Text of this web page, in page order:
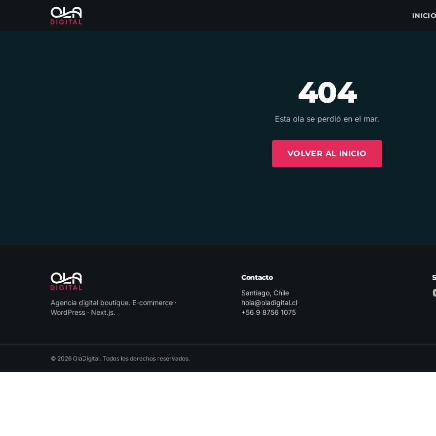
404
Esta ola se perdió en el mar.
VOLVER AL INICIO
Agencia digital boutique. E-commerce ·
WordPress · Next.js.
Contacto
Santiago, Chile
hola@oladigital.cl
+56 9 8756 1075
© 2026 OlaDigital. Todos los derechos reservados.